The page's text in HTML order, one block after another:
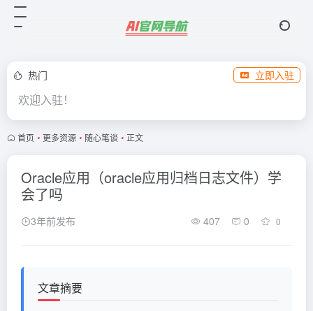
热门 立即入驻
欢迎入驻！
首页 • 更多资源 • 随心笔谈 • 正文
Oracle应用（oracle应用归档日志文件）学
会了吗
3年前发布 407 0 0
文章摘要